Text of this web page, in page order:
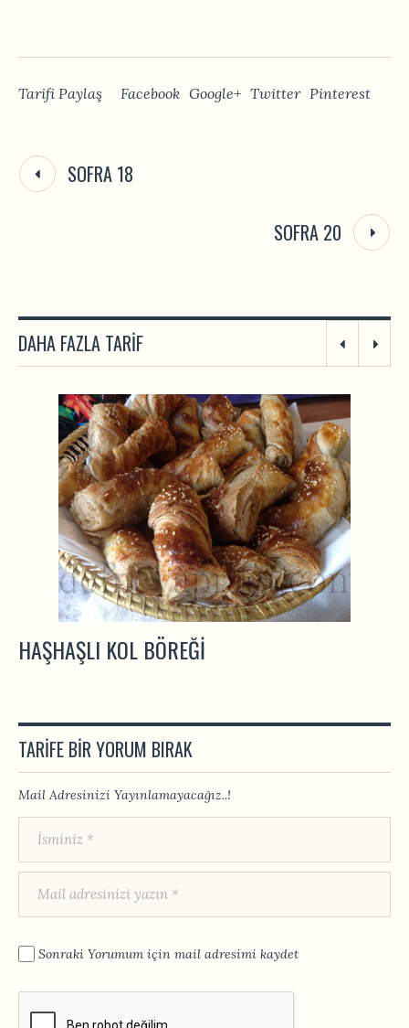
Tarifi Paylaş Facebook Google+ Twitter Pinterest
SOFRA 18
SOFRA 20
DAHA FAZLA TARIF
HAŞHAŞLI KOL BÖREĞI
TARIFE BIR YORUM BIRAK
Mail Adresinizi Yayınlamayacağız..!
Sonraki Yorumum için mail adresimi kaydet